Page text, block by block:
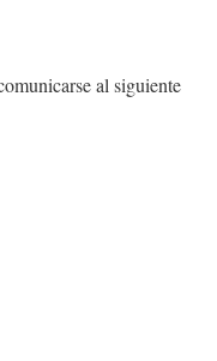
al siguiente